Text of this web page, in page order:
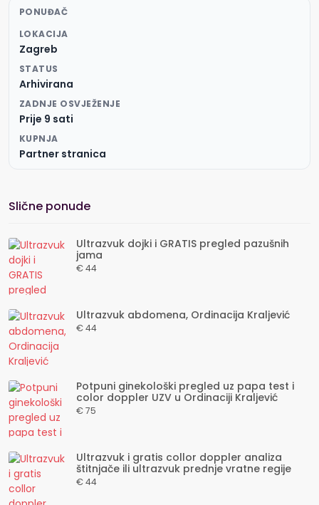
PONUĐAČ
LOKACIJA
Zagreb
STATUS
Arhivirana
ZADNJE OSVJEŽENJE
Prije 9 sati
KUPNJA
Partner stranica
Slične ponude
Ultrazvuk dojki i GRATIS pregled pazušnih
jama
€ 44
Ultrazvuk abdomena, Ordinacija Kraljević
€ 44
Potpuni ginekološki pregled uz papa test i
color doppler UZV u Ordinaciji Kraljević
€ 75
Ultrazvuk i gratis collor doppler analiza
štitnjače ili ultrazvuk prednje vratne regije
€ 44